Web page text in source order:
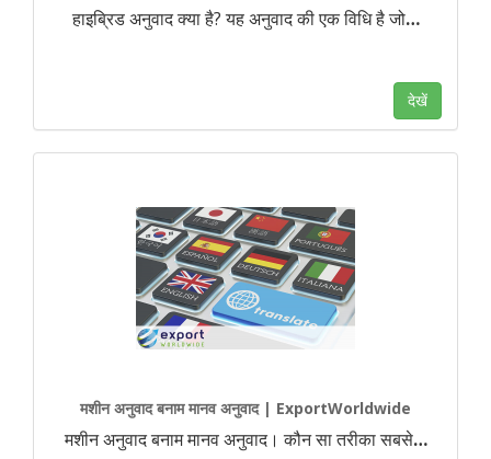
हाइब्रिड अनुवाद क्या है? यह अनुवाद की एक विधि है जो…
देखें
मशीन अनुवाद बनाम मानव अनुवाद | ExportWorldwide
मशीन अनुवाद बनाम मानव अनुवाद। कौन सा तरीका सबसे…